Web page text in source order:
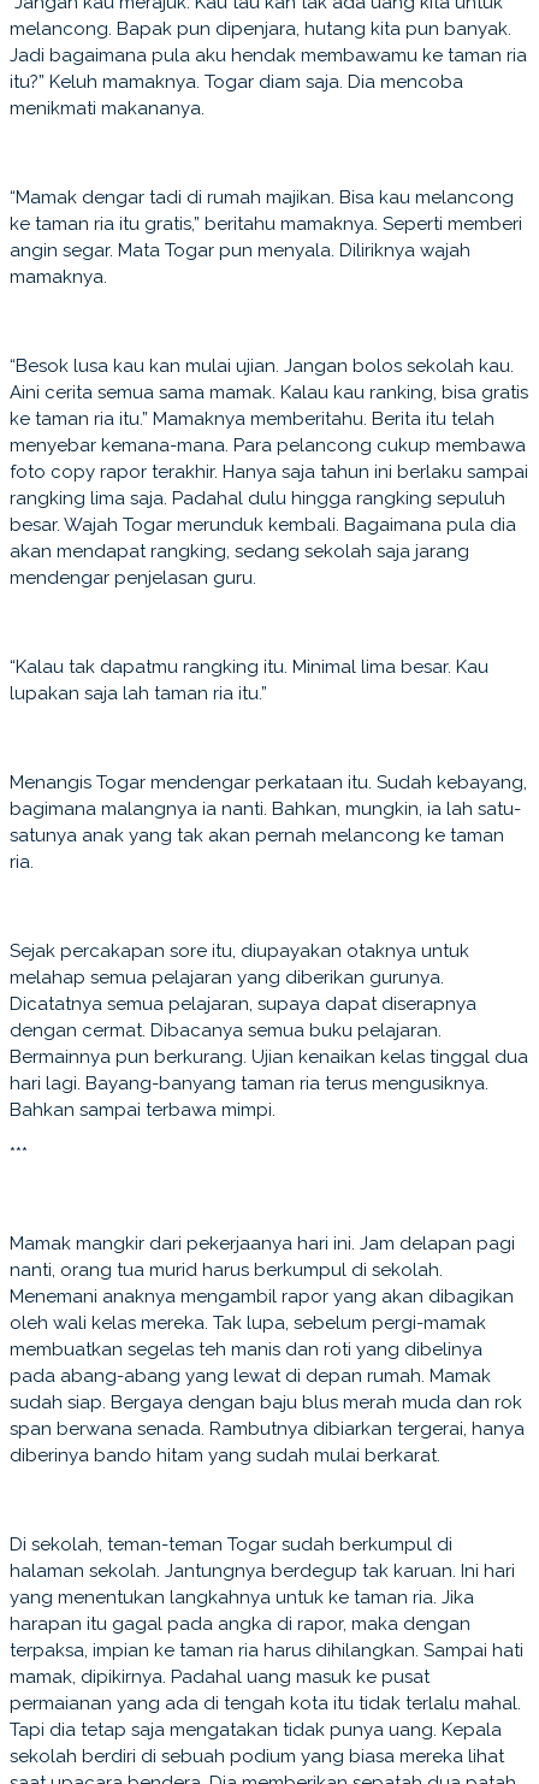
melancong. Bapak pun dipenjara, hutang kita pun banyak.
Jadi bagaimana pula aku hendak membawamu ke taman ria
itu?” Keluh mamaknya. Togar diam saja. Dia mencoba
menikmati makananya.
“Mamak dengar tadi di rumah majikan. Bisa kau melancong
ke taman ria itu gratis,” beritahu mamaknya. Seperti memberi
angin segar. Mata Togar pun menyala. Diliriknya wajah
mamaknya.
“Besok lusa kau kan mulai ujian. Jangan bolos sekolah kau.
Aini cerita semua sama mamak. Kalau kau ranking, bisa gratis
ke taman ria itu.” Mamaknya memberitahu. Berita itu telah
menyebar kemana-mana. Para pelancong cukup membawa
foto copy rapor terakhir. Hanya saja tahun ini berlaku sampai
rangking lima saja. Padahal dulu hingga rangking sepuluh
besar. Wajah Togar merunduk kembali. Bagaimana pula dia
akan mendapat rangking, sedang sekolah saja jarang
mendengar penjelasan guru.
“Kalau tak dapatmu rangking itu. Minimal lima besar. Kau
lupakan saja lah taman ria itu.”
Menangis Togar mendengar perkataan itu. Sudah kebayang,
bagimana malangnya ia nanti. Bahkan, mungkin, ia lah satu-
satunya anak yang tak akan pernah melancong ke taman
ria.
Sejak percakapan sore itu, diupayakan otaknya untuk
melahap semua pelajaran yang diberikan gurunya.
Dicatatnya semua pelajaran, supaya dapat diserapnya
dengan cermat. Dibacanya semua buku pelajaran.
Bermainnya pun berkurang. Ujian kenaikan kelas tinggal dua
hari lagi. Bayang-banyang taman ria terus mengusiknya.
Bahkan sampai terbawa mimpi.
***
Mamak mangkir dari pekerjaanya hari ini. Jam delapan pagi
nanti, orang tua murid harus berkumpul di sekolah.
Menemani anaknya mengambil rapor yang akan dibagikan
oleh wali kelas mereka. Tak lupa, sebelum pergi-mamak
membuatkan segelas teh manis dan roti yang dibelinya
pada abang-abang yang lewat di depan rumah. Mamak
sudah siap. Bergaya dengan baju blus merah muda dan rok
span berwana senada. Rambutnya dibiarkan tergerai, hanya
diberinya bando hitam yang sudah mulai berkarat.
Di sekolah, teman-teman Togar sudah berkumpul di
halaman sekolah. Jantungnya berdegup tak karuan. Ini hari
yang menentukan langkahnya untuk ke taman ria. Jika
harapan itu gagal pada angka di rapor, maka dengan
terpaksa, impian ke taman ria harus dihilangkan. Sampai hati
mamak, dipikirnya. Padahal uang masuk ke pusat
permaianan yang ada di tengah kota itu tidak terlalu mahal.
Tapi dia tetap saja mengatakan tidak punya uang. Kepala
sekolah berdiri di sebuah podium yang biasa mereka lihat